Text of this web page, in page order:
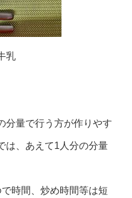
乳
量で行う方が作りやす
は、あえて1人分の分量
時間、炒め時間等は短